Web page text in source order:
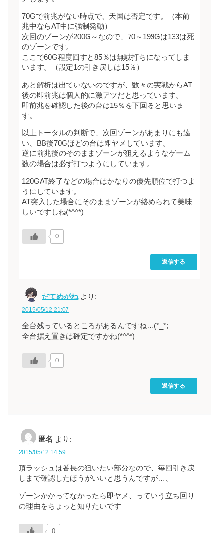
70Gで前兆がない時点で、天国は否定です。（本前
兆中ならAT中に強制発動）
次回のゾーンが200G～なので、70～199Gは133は死
のゾーンです。
ここで60G程度回すと85％は無駄打ちになってしま
います。（設定1の引き戻しは15％）
あと解析は出ていないのですが、数々の実戦からAT
後の即前兆は個人的に激アツだと思っています。
即前兆を確認した後の台は15％を下回ると思いま
す。
以上トータルの判断で、次回ゾーンがあまりにも遠
い、BB後70Gほどの台は即ヤメしています。
逆に前兆後のそのままゾーンが狙えるようなゲーム
数の場合は必ず打つようにしています。
120GAT終了などの場合はかなりの優先順位で打つよ
うにしています。
AT突入した場合にそのままゾーンが絡められて美味
しいですしね(*^^*)
0
返信する
だてめがね より:
2015/05/12 21:07
全台残っているところがあるんですね…(*_*;
全台据え置きは確定ですかね(*^^*)
0
返信する
匿名 より:
2015/05/12 14:59
頂ラッシュは番長の狙いたい部分なので、毎回引き戻
しまで確認したほうがいいと思うんですが…、
ゾーンかかってなかったら即ヤメ、っていう立ち回り
の理由をちょっと知りたいです
0